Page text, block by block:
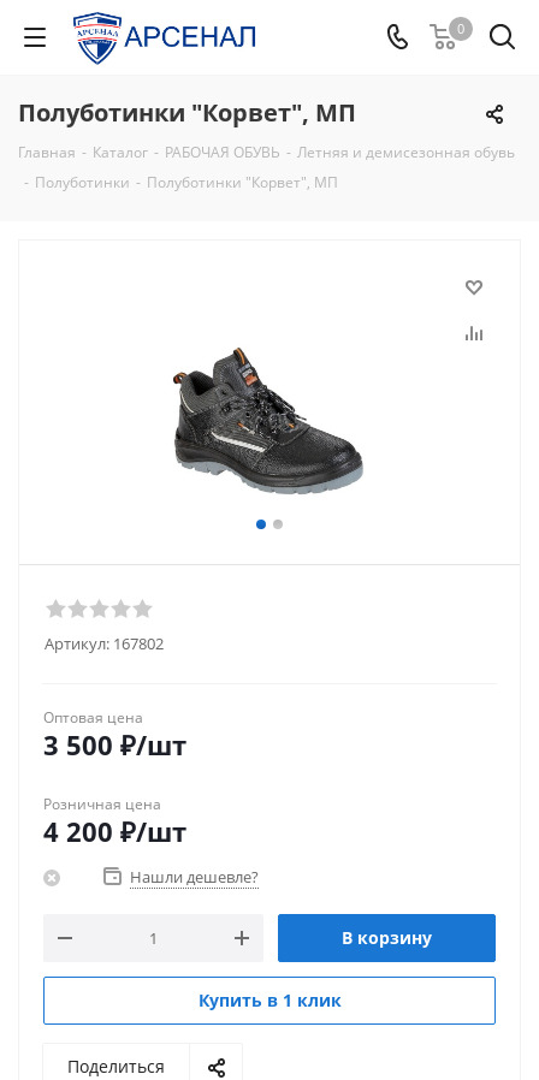
0
Полуботинки "Корвет", МП
Главная - Каталог - РАБОЧАЯ ОБУВЬ - Летняя и демисезонная обувь
- Полуботинки - Полуботинки "Корвет", МП
Артикул: 167802
Оптовая цена
3 500 ₽/шт
Розничная цена
4 200 ₽/шт
Нашли дешевле?
В корзину
Купить в 1 клик
Поделиться